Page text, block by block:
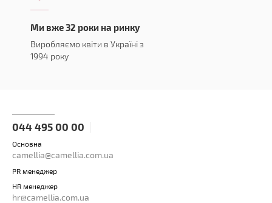
Ми вже 32 роки на ринку
Виробляємо квіти в Україні з
1994 року
044 495 00 00
Основна
camellia@camellia.com.ua
PR менеджер
HR менеджер
hr@camellia.com.ua